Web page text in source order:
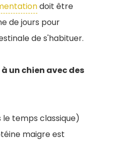
doit être
de jours pour
de s'habituer.
un chien avec des
le temps classique)
maigre est